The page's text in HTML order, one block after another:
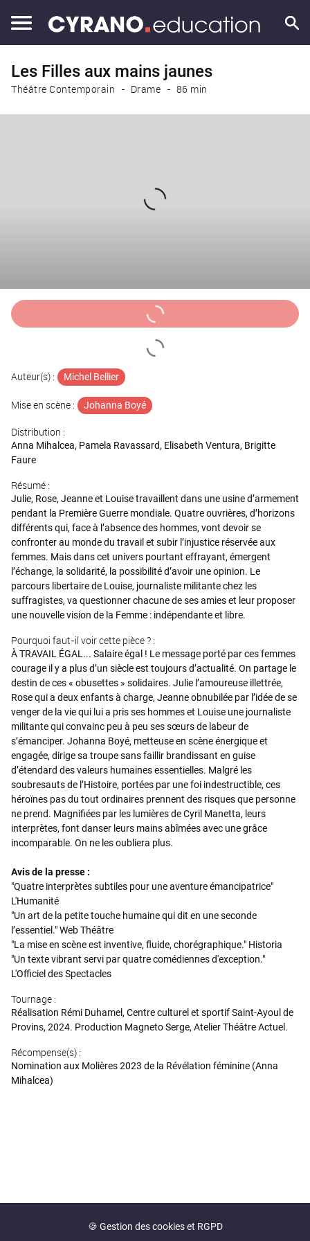
Les Filles aux mains jaunes
Théâtre Contemporain Drame 86 min
Auteur(s) : Michel Bellier
Mise en scène : Johanna Boyé
Distribution :
Anna Mihalcea, Pamela Ravassard, Elisabeth Ventura, Brigitte
Faure
Résumé :
Julie, Rose, Jeanne et Louise travaillent dans une usine d’armement
pendant la Première Guerre mondiale. Quatre ouvrières, d’horizons
différents qui, face à l’absence des hommes, vont devoir se
confronter au monde du travail et subir l’injustice réservée aux
femmes. Mais dans cet univers pourtant effrayant, émergent
l’échange, la solidarité, la possibilité d’avoir une opinion. Le
parcours libertaire de Louise, journaliste militante chez les
suffragistes, va questionner chacune de ses amies et leur proposer
une nouvelle vision de la Femme : indépendante et libre.
Pourquoi faut-il voir cette pièce ? :
À TRAVAIL ÉGAL... Salaire égal ! Le message porté par ces femmes
courage il y a plus d’un siècle est toujours d’actualité. On partage le
destin de ces « obusettes » solidaires. Julie l’amoureuse illettrée,
Rose qui a deux enfants à charge, Jeanne obnubilée par l’idée de se
venger de la vie qui lui a pris ses hommes et Louise une journaliste
militante qui convainc peu à peu ses sœurs de labeur de
s’émanciper. Johanna Boyé, metteuse en scène énergique et
engagée, dirige sa troupe sans faillir brandissant en guise
d’étendard des valeurs humaines essentielles. Malgré les
soubresauts de l’Histoire, portées par une foi indestructible, ces
héroïnes pas du tout ordinaires prennent des risques que personne
ne prend. Magnifiées par les lumières de Cyril Manetta, leurs
interprètes, font danser leurs mains abîmées avec une grâce
incomparable. On ne les oubliera plus.
Avis de la presse :
"Quatre interprètes subtiles pour une aventure émancipatrice"
L'Humanité
"Un art de la petite touche humaine qui dit en une seconde
l’essentiel." Web Théâtre
"La mise en scène est inventive, fluide, chorégraphique." Historia
"Un texte vibrant servi par quatre comédiennes d'exception."
L'Officiel des Spectacles
Tournage :
Réalisation Rémi Duhamel, Centre culturel et sportif Saint-Ayoul de
Provins, 2024. Production Magneto Serge, Atelier Théâtre Actuel.
Récompense(s) :
Nomination aux Molières 2023 de la Révélation féminine (Anna
Mihalcea)
🍪 Gestion des cookies et RGPD